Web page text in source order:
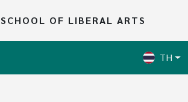
SCHOOL OF LIBERAL ARTS
TH